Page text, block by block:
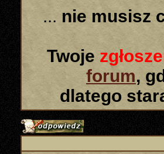
... nie musisz
Twoje
forum,
dlatego